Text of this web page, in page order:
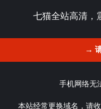
七猫全站高清，
→
手机网络无
本站经常更换域名，请